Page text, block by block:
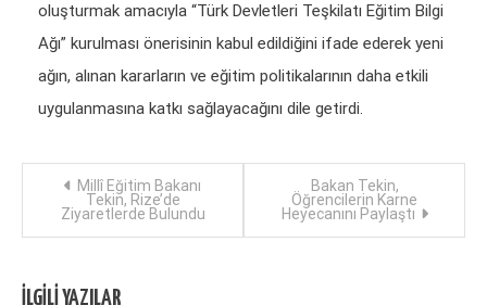
oluşturmak amacıyla “Türk Devletleri Teşkilatı Eğitim Bilgi
Ağı” kurulması önerisinin kabul edildiğini ifade ederek yeni
ağın, alınan kararların ve eğitim politikalarının daha etkili
uygulanmasına katkı sağlayacağını dile getirdi.
dolaşımı
Millî Eğitim Bakanı
Tekin, Rize’de
Ziyaretlerde Bulundu
Bakan Tekin,
Öğrencilerin Karne
Heyecanını Paylaştı
İLGILI YAZILAR